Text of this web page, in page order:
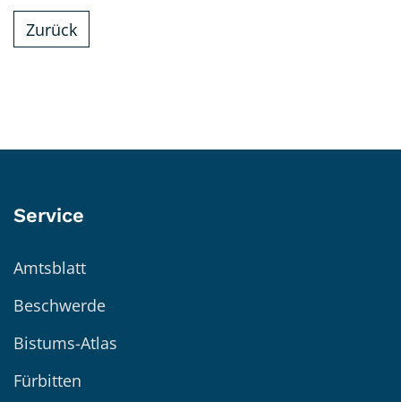
Zurück
Service
Amtsblatt
Beschwerde
Bistums-Atlas
Fürbitten